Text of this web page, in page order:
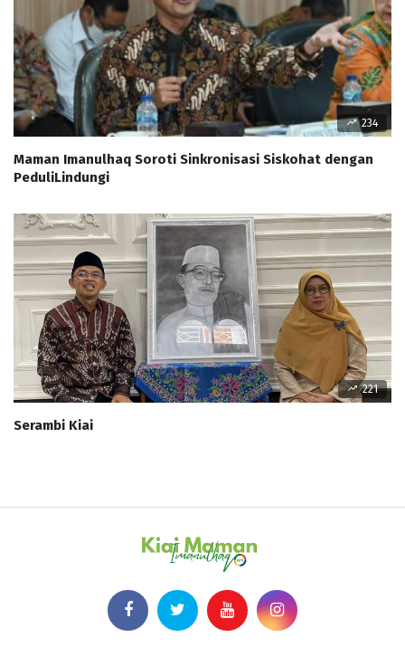
234
Maman Imanulhaq Soroti Sinkronisasi Siskohat dengan
PeduliLindungi
221
Serambi Kiai